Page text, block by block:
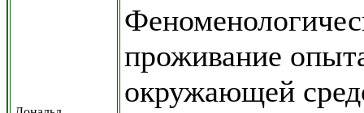
проживание
окружающей